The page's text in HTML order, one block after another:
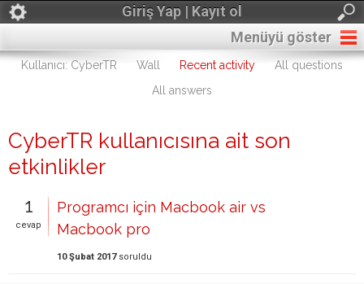
Giriş Yap | Kayıt ol
Menüyü göster
Kullanıcı: CyberTR Wall Recent activity
All questions
All answers
CyberTR kullanıcısına ait son
etkinlikler
1
cevap
Programcı için Macbook air vs
Macbook pro
10 Şubat 2017 soruldu